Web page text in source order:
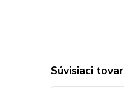
Súvisiaci tovar